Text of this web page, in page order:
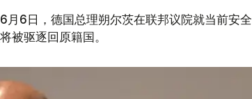
月6日，德国总理朔尔茨在联邦议院就当前安全
被驱逐回原籍国。